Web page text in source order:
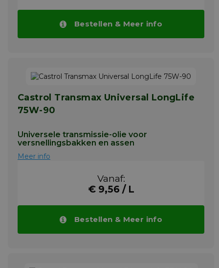
Bestellen & Meer info
Castrol Transmax Universal LongLife
75W-90
Universele transmissie-olie voor
versnellingsbakken en assen
Meer info
Vanaf:
€ 9,56 / L
Bestellen & Meer info